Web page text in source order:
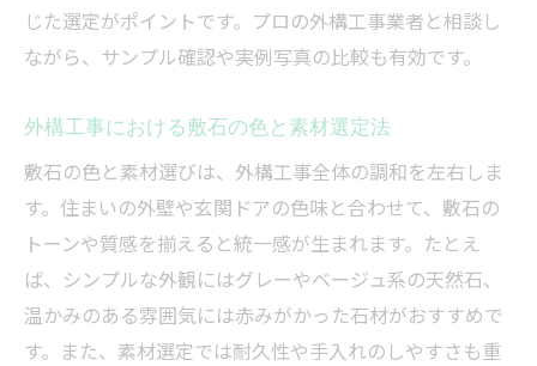
じた選定がポイントです。プロの外構工事業者と相談し
ながら、サンプル確認や実例写真の比較も有効です。
外構工事における敷石の色と素材選定法
敷石の色と素材選びは、外構工事全体の調和を左右しま
す。住まいの外壁や玄関ドアの色味と合わせて、敷石の
トーンや質感を揃えると統一感が生まれます。たとえ
ば、シンプルな外観にはグレーやベージュ系の天然石、
温かみのある雰囲気には赤みがかった石材がおすすめで
す。また、素材選定では耐久性や手入れのしやすさも重